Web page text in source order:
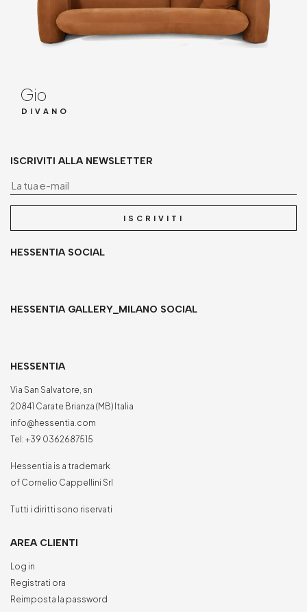
Gio
DIVANO
ISCRIVITI ALLA NEWSLETTER
ISCRIVITI
HESSENTIA SOCIAL
HESSENTIA GALLERY_MILANO SOCIAL
HESSENTIA
Via San Salvatore, sn
20841 Carate Brianza (MB) Italia
info@hessentia.com
Tel: +39 0362687515
Hessentia is a trademark
of Cornelio Cappellini Srl
Tutti i diritti sono riservati
AREA CLIENTI
Log in
Registrati ora
Reimposta la password